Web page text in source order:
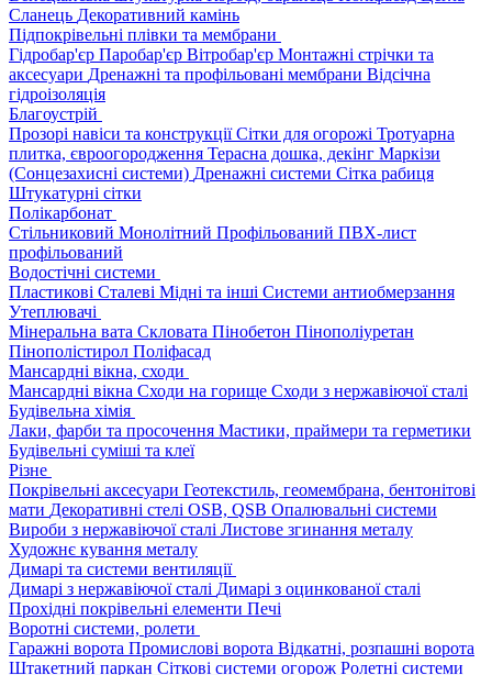
Сланець Декоративний камінь
Підпокрівельні плівки та мембрани
Гідробар'єр Паробар'єр Вітробар'єр Монтажні стрічки та
аксесуари Дренажні та профільовані мембрани Відсічна
гідроізоляція
Благоустрій
Прозорі навіси та конструкціїСітки для огорожі Тротуарна
плитка, євроогородження Терасна дошка, декінг Маркізи
(Сонцезахисні системи) Дренажні системи Сітка рабиця
Штукатурні сітки
Полікарбонат
Стільниковий Монолітний Профільований ПВХ-лист
профільований
Водостічні системи
Пластикові Сталеві Мідні та інші Системи антиобмерзання
Утеплювачі
Мінеральна вата Скловата Пінобетон Пінополіуретан
Пінополістирол Поліфасад
Мансардні вікна, сходи
Мансардні вікна Сходи на горище Сходи з нержавіючої сталі
Будівельна хімія
Лаки, фарби та просочення Мастики, праймери та герметики
Будівельні суміші та клеї
Різне
Покрівельні аксесуари Геотекстиль, геомембрана, бентонітові
мати Декоративні стелі OSB, QSB Опалювальні системи
Вироби з нержавіючої сталі Листове згинання металу
Художнє кування металу
Димарі та системи вентиляції
Димарі з нержавіючої сталі Димарі з оцинкованої сталі
Прохідні покрівельні елементи Печі
Воротні системи, ролети
Гаражні ворота Промислові ворота Відкатні, розпашні ворота
Штакетний паркан Сіткові системи огорож Ролетні системи